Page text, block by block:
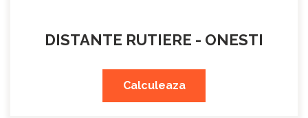
DISTANTE RUTIERE - ONESTI
Calculeaza